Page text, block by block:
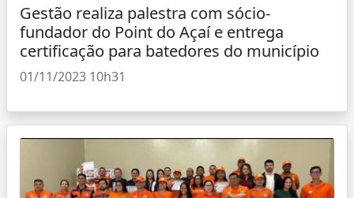
Gestão realiza palestra com sócio-
fundador do Point do Açaí e entrega
certificação para batedores do município
01/11/2023 10h31